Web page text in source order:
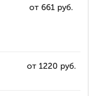
от 661 руб.
от 1220 руб.